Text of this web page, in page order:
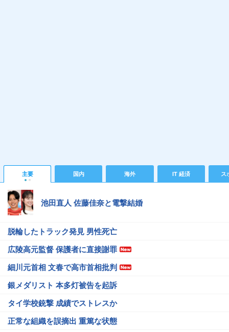
主要 国内 海外 IT 経済 ス
池田直人 佐藤佳奈と電撃結婚
脱輪したトラック発見 男性死亡
広陵高元監督 保護者に直接謝罪
細川元首相 文春で高市首相批判
銀メダリスト 本多灯被告を起訴
タイ学校銃撃 成績でストレスか
正常な組織を誤摘出 重篤な状態